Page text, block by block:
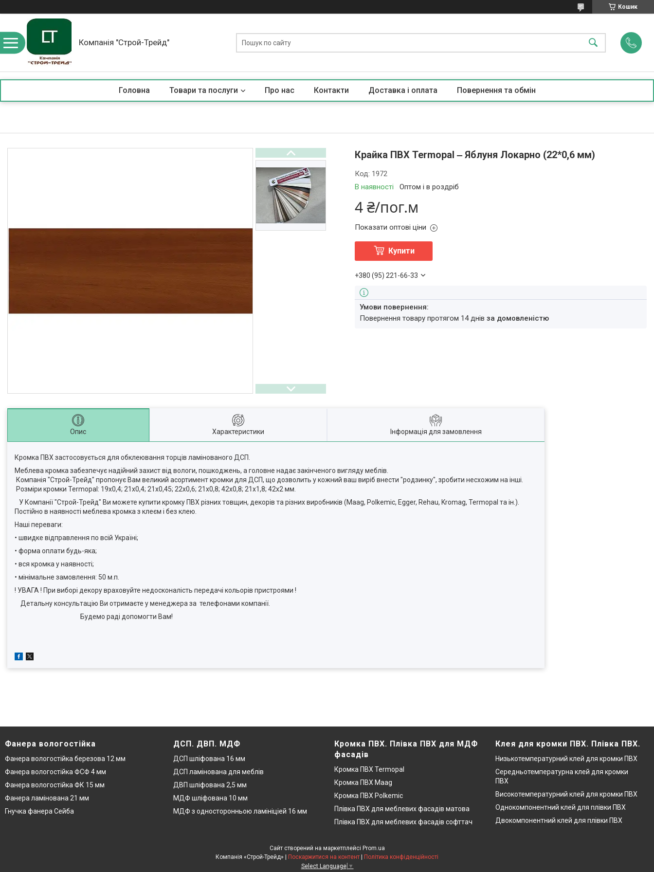
Кошик
Компанія "Строй-Трейд"
Головна Товари та послуги Про нас Контакти Доставка і оплата Повернення та обмін
Крайка ПВХ Termopal ‒ Яблуня Локарно (22*0,6 мм)
В наявності Оптом і в роздріб
Код: 1972
4 ₴/пог.м
Показати оптові ціни
Купити
+380 (95) 221-66-33
повернення товару протягом 14 днівза домовленістю
Опис Характеристики Інформація для замовлення
Кромка ПВХ застосовується для обклеювання торців ламінованого ДСП.
Меблева кромка забезпечує надійний захист від вологи, пошкоджень, а головне надає закінченого вигляду меблів.
Компанія "Строй-Трейд" пропонує Вам великий асортимент кромки для ДСП, що дозволить у кожний ваш виріб внести "родзинку", зробити несхожим на інші.
Розміри кромки Termopal: 19х0,4; 21х0,4; 21х0,45; 22х0,6; 21х0,8; 42х0,8; 21х1,8; 42х2 мм.
У Компанії "Строй-Трейд" Ви можете купити кромку ПВХ різних товщин, декорів та різних виробників (Maag, Polkemic, Egger, Rehau, Kromag, Termopal та ін.).
Постійно в наявності меблева кромка з клеєм і без клею.
Наші переваги:
• швидке відправлення по всій Україні;
• форма оплати будь-яка;
• вся кромка у наявності;
• мінімальне замовлення: 50 м.п.
! УВАГА ! При виборі декору враховуйте недосконалість передачі кольорів пристроями !
Детальну консультацію Ви отримаєте у менеджера за телефонами компанії.
Будемо раді допомогти Вам!
Фанера вологостійка
Фанера вологостійка березова 12 мм
Фанера вологостійка ФСФ 4 мм
Фанера вологостійка ФК 15 мм
Фанера ламінована 21 мм
Гнучка фанера Сейба
ДСП. ДВП. МДФ
ДСП шліфована 16 мм
ДСП ламінована для меблів
ДВП шліфована 2,5 мм
МДФ шліфована 10 мм
МДФ з односторонньою ламініціей 16 мм
Кромка ПВХ. Плівка ПВХ для МДФ
фасадів
Кромка ПВХ Termopal
Кромка ПВХ Maag
Кромка ПВХ Polkemic
Плівка ПВХ для меблевих фасадів матова
Плівка ПВХ для меблевих фасадів софттач
Клея для кромки ПВХ. Плівка ПВХ.
Низькотемпературний клей для кромки ПВХ
Середньотемпературна клей для кромки
ПВХ
Високотемпературний клей для кромки ПВХ
Однокомпонентний клей для плівки ПВХ
Двокомпонентний клей для плівки ПВХ
Сайт створений на маркетплейсі Prom.ua
Поскаржитися на контент
Політика конфіденційності
Select Language ▼